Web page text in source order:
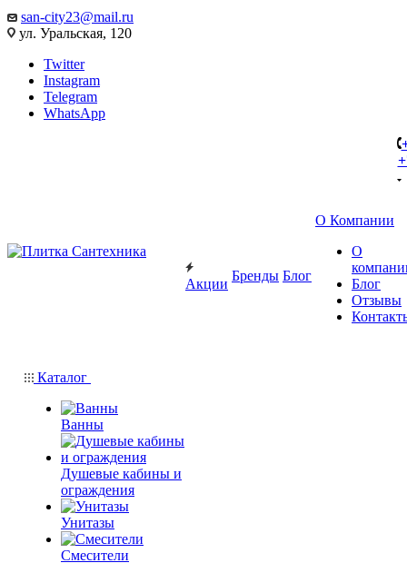
san-city23@mail.ru
ул. Уральская, 120
Twitter
Instagram
Telegram
WhatsApp
Акции
Бренды Блог
О Компании
О
Блог
Отзывы
Каталог
Ванны
Душевые кабины и
ограждения
Унитазы
Смесители